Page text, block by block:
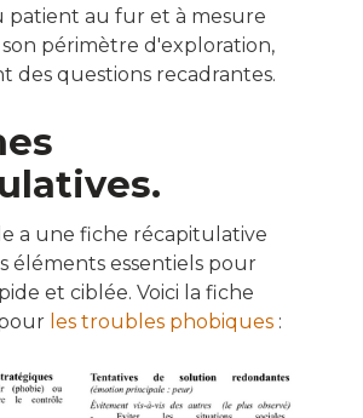
patient au fur et à mesure
périmètre d'exploration,
des questions recadrantes.
a une fiche récapitulative
éléments essentiels pour
et ciblée. Voici la fiche
les troubles phobiques :